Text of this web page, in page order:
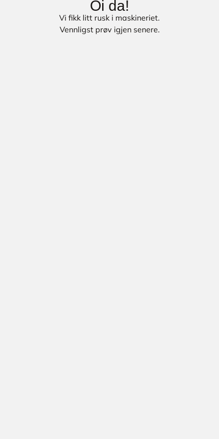
Oi da!
Vi fikk litt rusk i maskineriet.
Vennligst prøv igjen senere.